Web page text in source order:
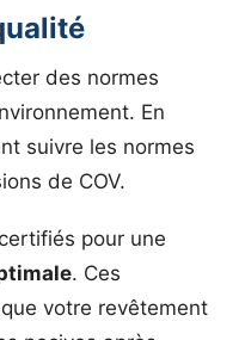
des normes
En
suivre les normes
de COV.
pour une
. Ces
votre revêtement